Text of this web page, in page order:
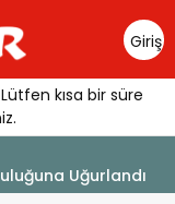
Giriş
Yap
kısa bir süre
Başladı